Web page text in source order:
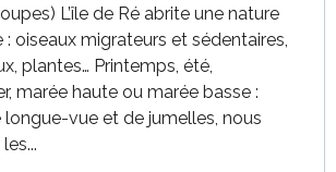
L’île de Ré abrite une nature
: oiseaux migrateurs et sédentaires,
plantes… Printemps, été,
marée haute ou marée basse :
longue-vue et de jumelles, nous